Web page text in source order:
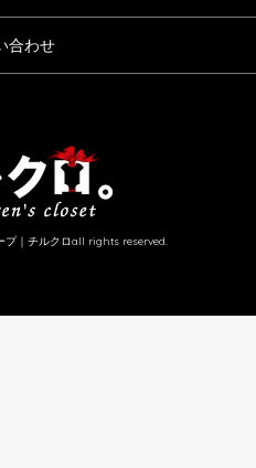
合わせ
｜チルクロall rights reserved.